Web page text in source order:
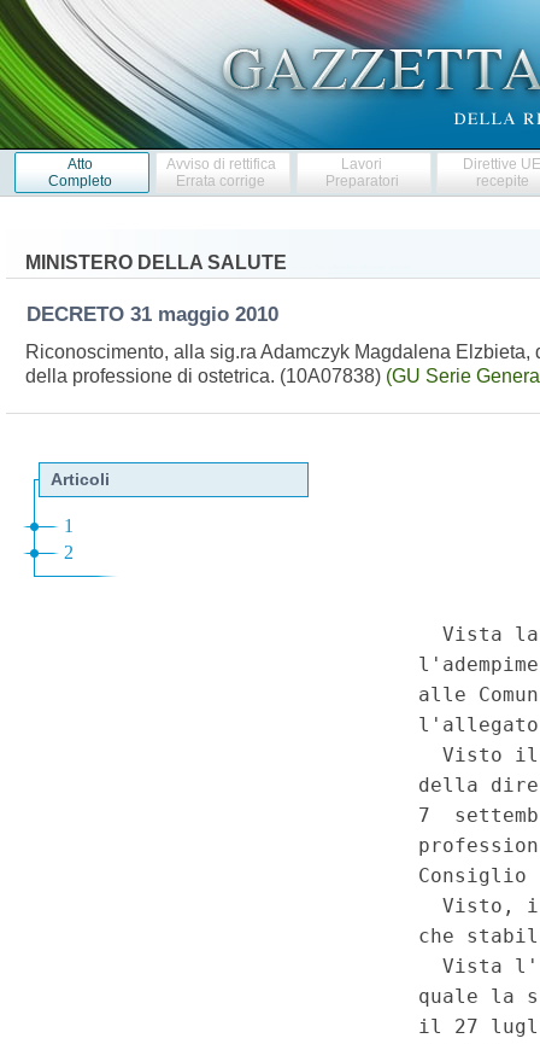
Atto
Completo
Avviso di rettifica
Errata corrige
Lavori
Preparatori
Direttive
recepite
MINISTERO DELLA SALUTE
DECRETO 31 maggio 2010
Riconoscimento, alla sig.ra Adamczyk Magdalena
della professione di ostetrica. (10A07838) (GU Serie